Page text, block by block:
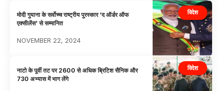
विदेश
मोदी गुयाना के सर्वोच्च राष्ट्रीय पुरस्कार ‘द ऑर्डर ऑफ
एक्सीलेंस’ से सम्मानित
NOVEMBER 22, 2024
विदेश
नाटो के पूर्वी तट पर 2600 से अधिक ब्रिटिश सैनिक और
730 अभ्यास में भाग लेंगे